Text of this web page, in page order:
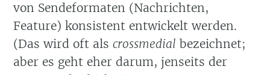
von Sendeformaten (Nachrichten,
Feature) konsistent entwickelt werden.
(Das wird oft alscrossmedial bezeichnet;
aber es geht eher darum, jenseits der